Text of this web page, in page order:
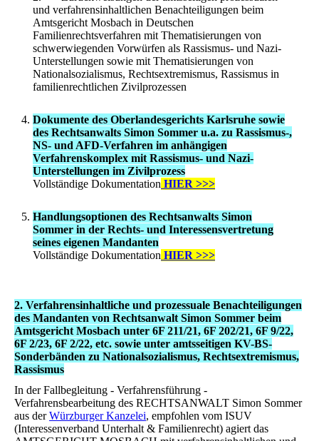
und verfahrensinhaltlichen Benachteiligungen beim
Amtsgericht Mosbach in Deutschen
Familienrechtsverfahren mit Thematisierungen von
schwerwiegenden Vorwürfen als Rassismus- und Nazi-
Unterstellungen sowie mit Thematisierungen von
Nationalsozialismus, Rechtsextremismus, Rassismus in
familienrechtlichen Zivilprozessen
Dokumente des Oberlandesgerichts Karlsruhe sowie
des Rechtsanwalts Simon Sommer u.a. zu Rassismus-,
NS- und AFD-Verfahren im anhängigen
Verfahrenskomplex mit Rassismus- und Nazi-
Unterstellungen im Zivilprozess
Vollständige Dokumentation HIER >>>
Handlungsoptionen des Rechtsanwalts Simon
Sommer in der Rechts- und Interessensvertretung
seines eigenen Mandanten
Vollständige Dokumentation HIER >>>
2. Verfahrensinhaltliche und prozessuale Benachteiligungen
des Mandanten von Rechtsanwalt Simon Sommer beim
Amtsgericht Mosbach unter 6F 211/21, 6F 202/21, 6F 9/22,
6F 2/23, 6F 2/22, etc. sowie unter amtsseitigen KV-BS-
Sonderbänden zu Nationalsozialismus, Rechtsextremismus,
Rassismus
In der Fallbegleitung - Verfahrensführung -
Verfahrensbearbeitung des RECHTSANWALT Simon Sommer
aus derWürzburger Kanzelei, empfohlen vom ISUV
(Interessenverband Unterhalt & Familienrecht) agiert das